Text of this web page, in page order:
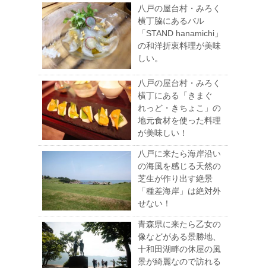
八戸の屋台村・みろく
横丁脇にあるバル
「STAND hanamichi」
の和洋折衷料理が美味
しい。
八戸の屋台村・みろく
横丁にある「きまぐ
れっど・きちょこ」の
地元食材を使った料理
が美味しい！
八戸に来たら海岸沿い
の海風を感じる天然の
芝生が作り出す絶景
「種差海岸」は絶対外
せない！
青森県に来たら乙女の
像などがある景勝地、
十和田湖畔の休屋の風
景が綺麗なので訪れる